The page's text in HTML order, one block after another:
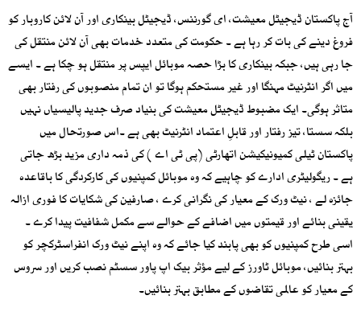
آج پاکستان ڈیجیٹل معیشت، ای گورننس، ڈیجیٹل بینکاری اور آن لائن کاروبار کو
فروغ دینے کی بات کر رہا ہے ۔ حکومت کی متعدد خدمات بھی آن لائن منتقل کی
جا رہی ہیں، جبکہ بینکاری کا بڑا حصہ موبائل ایپس پر منتقل ہو چکا ہے ۔ ایسے
میں اگر انٹرنیٹ مہنگا اور غیر مستحکم ہوگا تو ان تمام منصوبوں کی رفتار بھی
متاثر ہوگی۔ ایک مضبوط ڈیجیٹل معیشت کی بنیاد صرف جدید پالیسیاں نہیں
بلکہ سستا، تیز رفتار اور قابلِ اعتماد انٹرنیٹ بھی ہے ۔اس صورتحال میں
پاکستان ٹیلی کمیونیکیشن اتھارٹی (پی ٹی اے ) کی ذمہ داری مزید بڑھ جاتی
ہے ۔ ریگولیٹری ادارے کو چاہیے کہ وہ موبائل کمپنیوں کی کارکردگی کا باقاعدہ
جائزہ لے ، نیٹ ورک کے معیار کی نگرانی کرے ، صارفین کی شکایات کا فوری ازالہ
یقینی بنائے اور قیمتوں میں اضافے کے حوالے سے مکمل شفافیت پیدا کرے ۔
اسی طرح کمپنیوں کو بھی پابند کیا جائے کہ وہ اپنے نیٹ ورک انفراسٹرکچر کو
بہتر بنائیں، موبائل ٹاورز کے لیے مؤثر بیک اپ پاور سسٹم نصب کریں اور سروس
کے معیار کو عالمی تقاضوں کے مطابق بہتر بنائیں۔